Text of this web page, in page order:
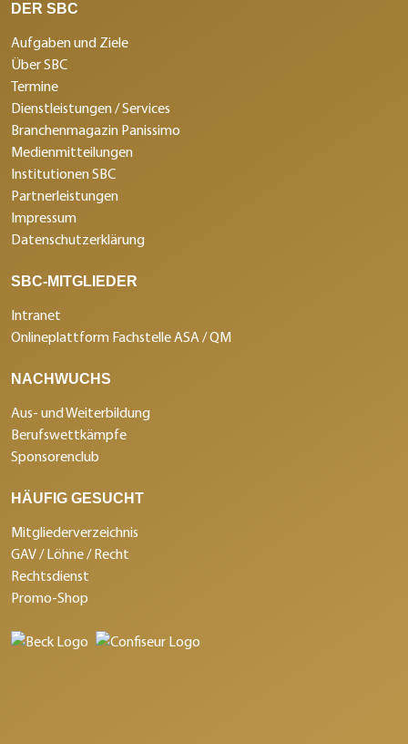
DER SBC
Aufgaben und Ziele
Über SBC
Termine
Dienstleistungen / Services
Branchenmagazin Panissimo
Medienmitteilungen
Institutionen SBC
Partnerleistungen
Impressum
Datenschutzerklärung
SBC-MITGLIEDER
Intranet
Onlineplattform Fachstelle ASA / QM
NACHWUCHS
Aus- und Weiterbildung
Berufswettkämpfe
Sponsorenclub
HÄUFIG GESUCHT
Mitgliederverzeichnis
GAV / Löhne / Recht
Rechtsdienst
Promo-Shop